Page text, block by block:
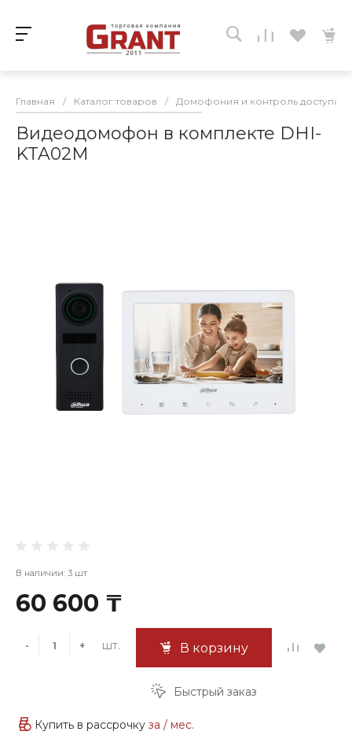
Главная / Каталог товаров / Домофония и контроль доступа
Видеодомофон в комплекте DHI-
KTA02M
В наличии: 3 шт
60 600 ₸
- + шт. В корзину
Быстрый заказ
Купить в рассрочку за / мес.